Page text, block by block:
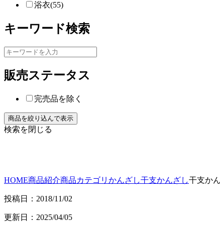
浴衣(55)
キーワード検索
販売ステータス
完売品を除く
検索を閉じる
HOME商品紹介商品カテゴリ かんざし干支かんざし干支か
投稿日：2018/11/02
更新日：2025/04/05